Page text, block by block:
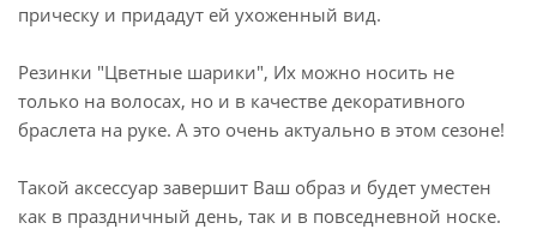
прическу и придадут ей ухоженный вид.
Резинки "Цветные шарики", Их можно носить не
только на волосах, но и в качестве декоративного
браслета на руке. А это очень актуально в этом сезоне!
Такой аксессуар завершит Ваш образ и будет уместен
как в праздничный день, так и в повседневной носке.